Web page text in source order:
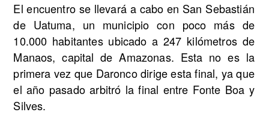
El encuentro se llevará a cabo en San Sebastián
de Uatuma, un municipio con poco más de
10.000 habitantes ubicado a 247 kilómetros de
Manaos, capital de Amazonas. Esta no es la
primera vez que Daronco dirige esta final, ya que
el año pasado arbitró la final entre Fonte Boa y
Silves.